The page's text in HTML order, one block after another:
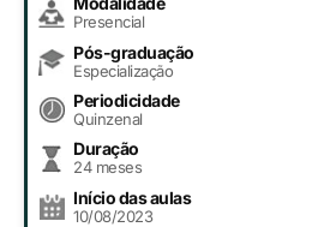
Presencial
Pós-graduação
Especialização
Periodicidade
Quinzenal
Duração
24 meses
Início das aulas
10/08/2023